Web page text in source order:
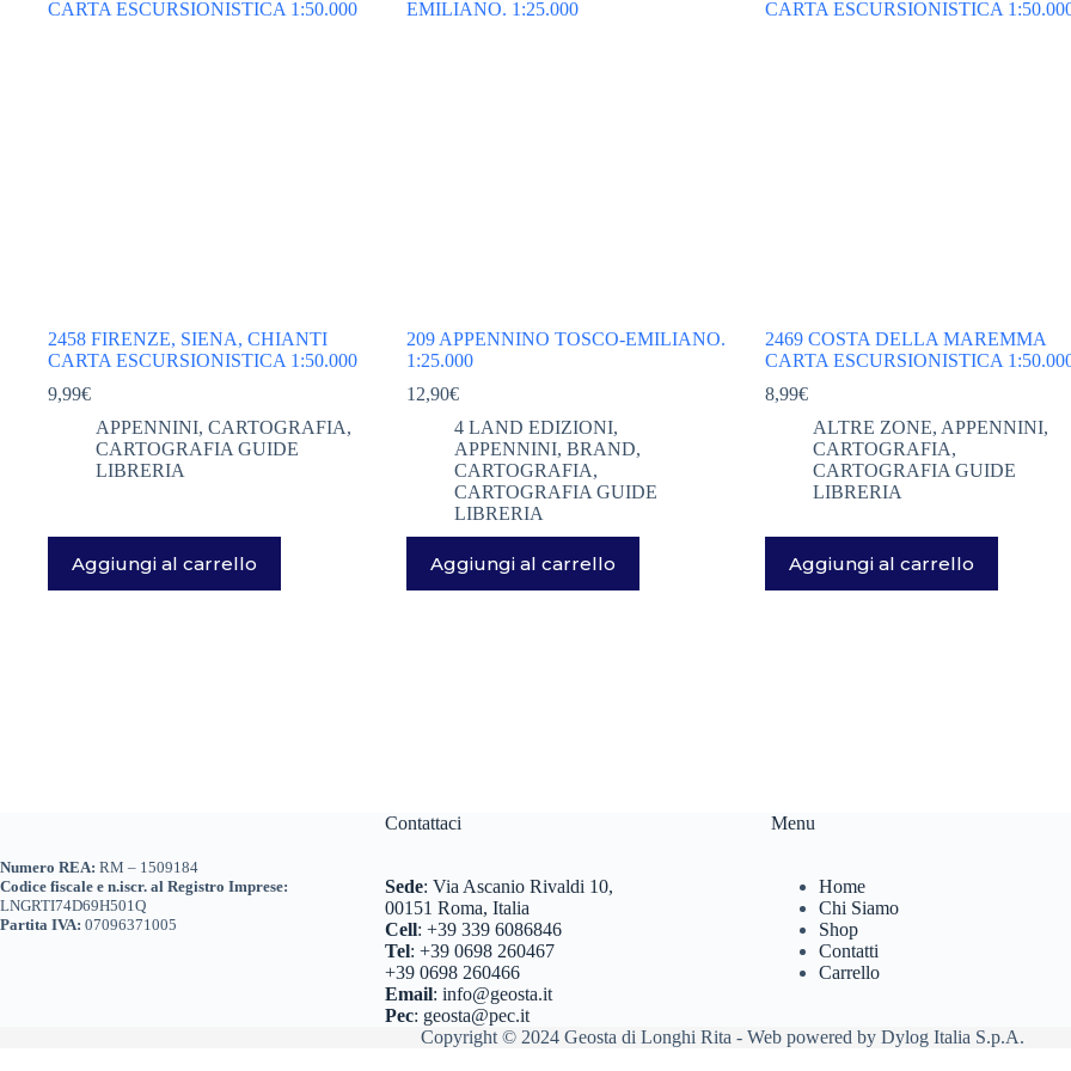
2458 FIRENZE, SIENA, CHIANTI
CARTA ESCURSIONISTICA 1:50.000
9,99€
APPENNINI, CARTOGRAFIA,
CARTOGRAFIA GUIDE
LIBRERIA
Aggiungi al carrello
209 APPENNINO TOSCO-EMILIANO.
1:25.000
12,90€
4 LAND EDIZIONI,
APPENNINI, BRAND,
CARTOGRAFIA,
CARTOGRAFIA GUIDE
LIBRERIA
Aggiungi al carrello
2469 COSTA DELLA MAREMMA
CARTA ESCURSIONISTICA
8,99€
ALTRE ZONE, APPENNINI,
CARTOGRAFIA,
CARTOGRAFIA GUIDE
LIBRERIA
Aggiungi al carrello
Numero REA: RM – 1509184
Codice fiscale e n.iscr. al Registro Imprese:
LNGRTI74D69H501Q
Partita IVA: 07096371005
Contattaci
Sede:Via Ascanio Rivaldi 10,
00151 Roma, Italia
Cell:+39 339 6086846
Tel:+39 0698 260467
+39 0698 260466
Email:info@geosta.it
Pec: geosta@pec.it
Menu
Home
Chi Siamo
Shop
Contatti
Carrello
Copyright © 2024 Geosta di Longhi Rita - Web powered by Dylog Italia S.p.A.